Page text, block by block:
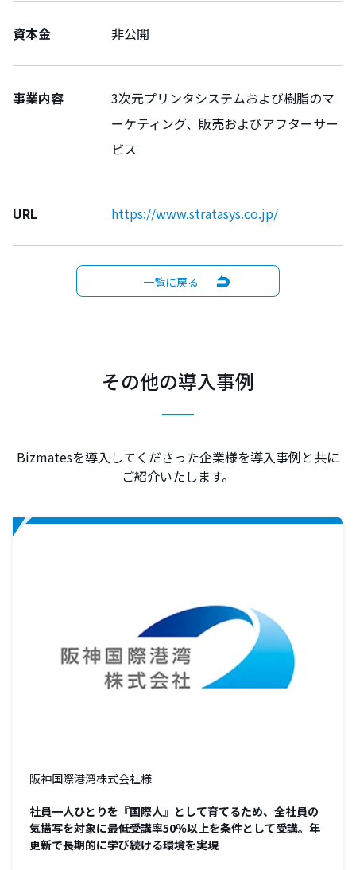
資本金 非公開
事業内容
3次元プリンタシステムおよび樹脂のマ
ーケティング、販売およびアフターサー
ビス
URL https://www.stratasys.co.jp/
一覧に戻る
その他の導入事例
Bizmatesを導入してくださった企業様を導入事例と共に
ご紹介いたします。
阪神国際港湾株式会社様
社員一人ひとりを『国際人』として育てるため、全社員の
気描写を対象に最低受講率50％以上を条件として受講。年
更新で長期的に学び続ける環境を実現